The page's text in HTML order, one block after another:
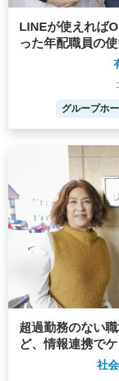
LINEが使えれば
った年配職員の
グループホ
超過勤務のない
ど、情報連携で
社